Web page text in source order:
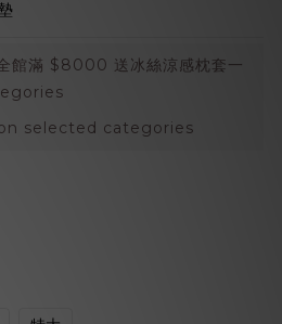
館滿 $8000 送冰絲涼感枕套一
on selected categories